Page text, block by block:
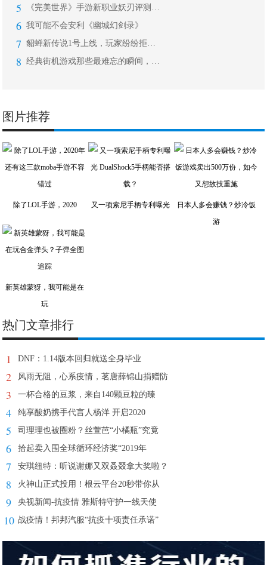
5 《完美世界》手游新职业妖刃评测：浮现
6 我可能不会安利《幽城幻剑录》
7 貂蝉新传说1号上线，玩家纷纷拒绝入手
8 经典街机游戏那些最难忘的瞬间，无数老
图片推荐
除了LOL手游，2020 又一项索尼手柄专利曝光
日本人多会赚钱？炒冷饭
游
新英雄蒙犽，我可能是在
玩
热门文章排行
1 DNF：1.14版本回归就送全身毕业
2 风雨无阻，心系疫情，茗唐薛锦山捐赠防
3 一杯合格的豆浆，来自140颗豆粒的臻
4 纯享酸奶携手代言人杨洋 开启2020
5 司理理也被圈粉？丝萱芭“小橘瓶”究竟
6 拾起卖入围全球循环经济奖“2019年
7 安琪纽特：听说谢娜又双叒叕拿大奖啦？
8 火神山正式投用！根云平台20秒带你从
9 央视新闻-抗疫情 雅斯特守护一线天使
10 战疫情！邦邦汽服“抗疫十项责任承诺”